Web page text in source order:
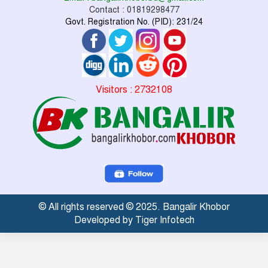
Contact : 01819298477
Govt. Registration No. (PID): 231/24
Visitors : 2732108
© All rights reserved © 2025. Bangalir Khobor
Developed by Tiger Infotech